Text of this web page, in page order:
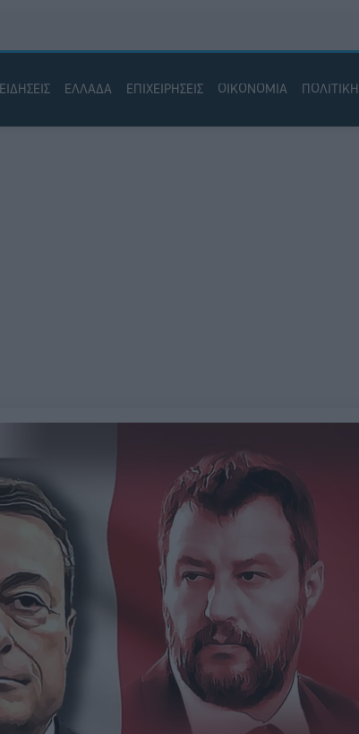
ΕΛΛΑΔΑ ΕΠΙΧΕΙΡΗΣΕΙΣ ΟΙΚΟΝΟΜΙΑ ΠΟΛΙΤΙΚΗ